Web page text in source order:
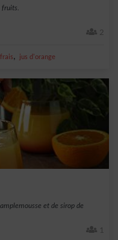
fruits.
2
, jus d'orange
et de sirop de
1